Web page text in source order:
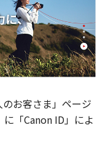
お客さま」ページ
に「Canon ID」によ